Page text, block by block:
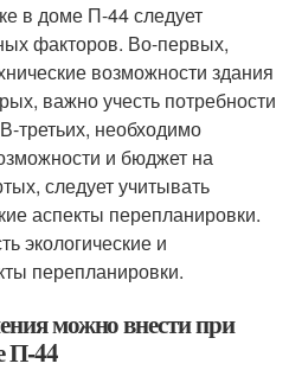
в доме П-44 следует
факторов. Во-первых,
возможности здания
важно учесть потребности
третьих, необходимо
и бюджет на
следует учитывать
аспекты перепланировки.
экологические и
перепланировки.
можно внести при
П-44